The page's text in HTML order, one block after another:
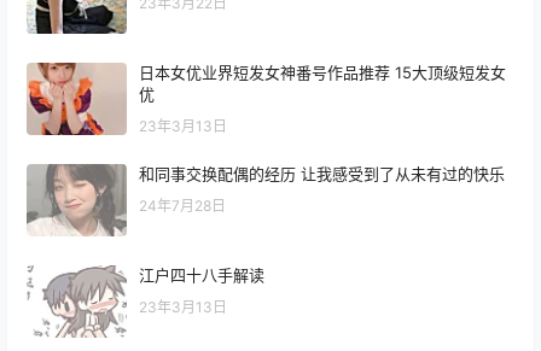
日本女优业界短发女神番号作品推荐 15大顶级短发女
优
23年3月13日
和同事交换配偶的经历 让我感受到了从未有过的快乐
24年7月28日
江户四十八手解读
23年3月13日